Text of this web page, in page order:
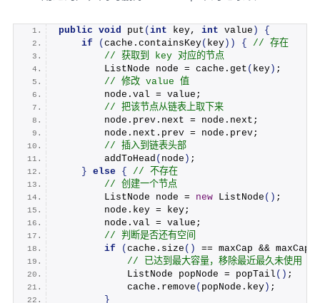
public void put ( int key, int value )
{
if
( cache. containsKey( key)) {
// 存在
// 获取到 key 对应的节点
        ListNode node = cache.
get ( key) ;
// 修改 value 值
        node.
val = value;
// 把该节点从链表上取下来
        node.
prev. next = node. next ;
        node.
next . prev = node. prev;
// 插入到链表头部
addToHead ( node ) ;
} else {
// 不存在
// 创建一个节点
        ListNode node =
new ListNode () ;
        node.
key = key;
        node.
val = value;
// 判断是否还有空间
if
( cache. size ()
== maxCap &&
// 已达到最大容量，移除最近最久未使用
            ListNode popNode =
popTail () ;
            cache.
remove ( popNode. key) ;
}